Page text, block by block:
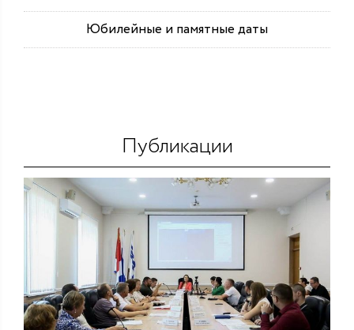
Юбилейные и памятные даты
Публикации